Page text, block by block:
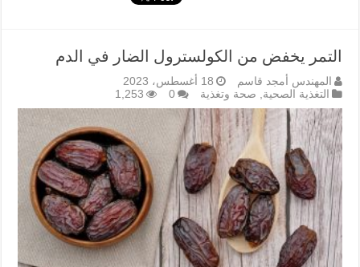
التمر يخفض من الكولسترول الضار في الدم
المهندس أمجد قاسم
18 أغسطس، 2023
التغذية الصحية, صحة وتغذية 0
1,253